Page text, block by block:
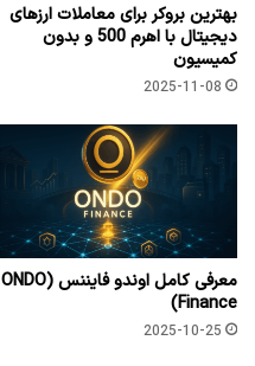
بهترین بروکر برای معاملات ارزهای
دیجیتال با اهرم 500 و بدون
کمیسیون
2025-11-08
معرفی کامل اوندو فایننس (ONDO
Finance)
2025-10-25